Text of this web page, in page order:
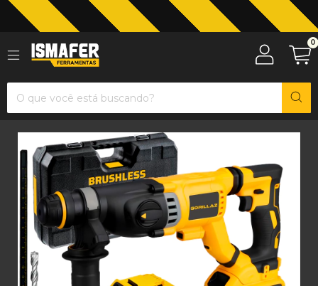
Jardinagem com The Black Tools
0